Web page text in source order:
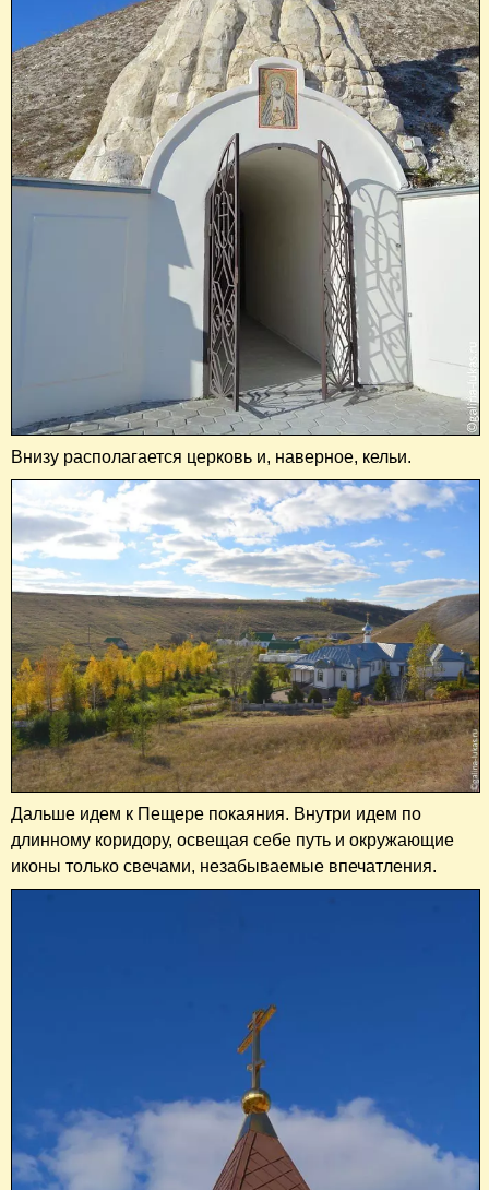
Внизу располагается церковь и, наверное, кельи.
Дальше идем к Пещере покаяния. Внутри идем по
длинному коридору, освещая себе путь и окружающие
иконы только свечами, незабываемые впечатления.